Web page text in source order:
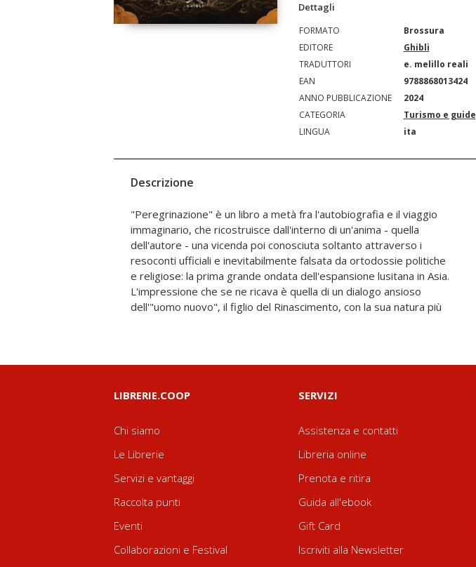
Dettagli
FORMATO
Brossura
EDITORE
Ghibli
TRADUTTORI
e. melillo reali
EAN
9788868013424
ANNO PUBBLICAZIONE
2024
CATEGORIA
Turismo e guide
LINGUA
ita
Descrizione
"Peregrinazione" è un libro a metà fra l'autobiografia e il viaggio
immaginario, che ricostruisce dall'interno di un'anima - quella
dell'autore - una vicenda poi conosciuta soltanto attraverso i
resoconti ufficiali e inevitabilmente falsata da ortodossie politiche
e religiose: la prima grande ondata dell'espansione lusitana in Asia.
L'impressione che se ne ricava è quella di un dialogo ansioso
dell'"uomo nuovo", il figlio del Rinascimento, con la sua natura più
riposta e segreta, improvvisamente messa a nudo da
un'avventura fatale, irripetibile. Un antico modo di ragionare e
vecchi schemi morali vengono spezzati via da una realtà nuova,
esotica, ma che acquista a poco a poco una sua intensa razionalità
e validità e che si impone con straordinaria forza ed evidenza. Ne
esce un messaggio di tolleranza e di simpatia umana che lascia
LIBRERIE.COOP
Chi siamo
Le Librerie
Servizi e vantaggi
Raccolta punti
Eventi
Collaborazioni e Festival
SERVIZI
Assistenza e contatti
Libreria online
Prenota e ritira
Guida all'ebook
Gift Card
Iscriviti alla Newsletter